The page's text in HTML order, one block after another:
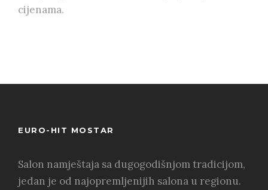
cijenama.
EURO-HIT MOSTAR
Salon namještaja sa dugogodišnjom tradicijom,
jedan je od najopremljenijih salona u regionu.